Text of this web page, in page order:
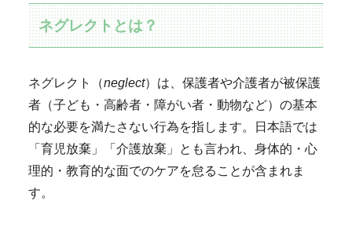
ネグレクトとは？
ネグレクト（neglect）は、保護者や介護者が被保護
者（子ども・高齢者・障がい者・動物など）の基本
的な必要を満たさない行為を指します。日本語では
「育児放棄」「介護放棄」とも言われ、身体的・心
理的・教育的な面でのケアを怠ることが含まれま
す。